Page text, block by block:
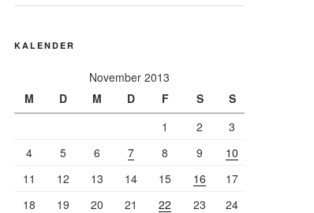
KALENDER
November 2013
M
D M D F S
S
1
2
3
4
5 6 7 8 9
10
11
12 13 14 15 16
17
18
19 20 21 22 23
24